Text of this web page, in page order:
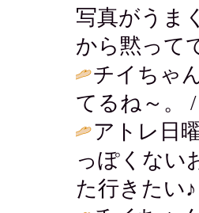
写真がうま
から黙って
チイちゃ
てるね～。 /
アトレ日
っぽくない
た行きたい